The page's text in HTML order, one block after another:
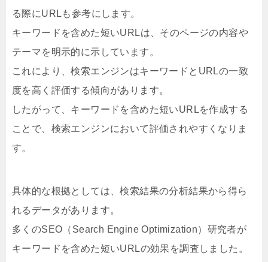
る際にURLも参考にします。
キーワードを含めた短いURLは、そのページの内容や
テーマを明示的に示しています。
これにより、検索エンジンはキーワードとURLの一致
度を高く評価する傾向があります。
したがって、キーワードを含めた短いURLを作成する
ことで、検索エンジンにおいて評価されやすくなりま
す。
具体的な根拠としては、検索結果の分析結果から得ら
れるデータがあります。
多くのSEO（Search Engine Optimization）研究者が
キーワードを含めた短いURLの効果を調査しました。